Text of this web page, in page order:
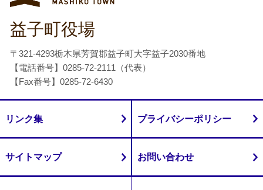
益子町役場
〒321-4293栃木県芳賀郡益子町大字益子2030番地
【電話番号】0285-72-2111（代表）
【Fax番号】0285-72-6430
リンク集 プライバシーポリシー
サイトマップ お問い合わせ